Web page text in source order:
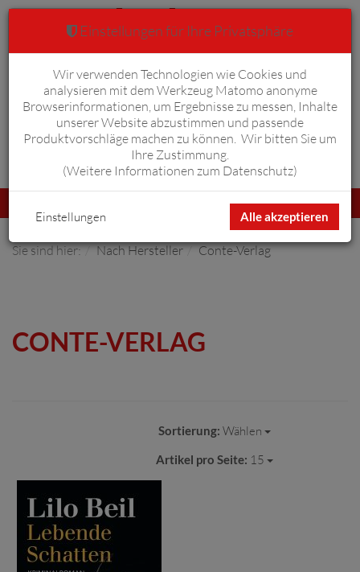
Anmelden Warenkorb 0
umschalten
Sie sind hier: Nach Hersteller Conte-Verlag
CONTE-VERLAG
Sortierung: Wählen
Artikel pro Seite: 15
Einstellungen für Ihre Privatsphäre
Wir verwenden Technologien wie Cookies und
analysieren mit dem Werkzeug Matomo anonyme
Browserinformationen, um Ergebnisse zu messen, Inhalte
unserer Website abzustimmen und passende
Produktvorschläge machen zu können. Wir bitten Sie um
Ihre Zustimmung.
(Weitere Informationen zum Datenschutz)
Alle akzeptieren
Einstellungen